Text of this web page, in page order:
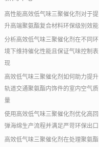
高性能高效低气味三聚催化剂对于提
升高端聚氨酯复合材料环保级别效能
分析高效低气味三聚催化剂在不同环
境下维持催化性能且保证气味控制表
现
高效低气味三聚催化剂如何助力提升
轨道交通聚氨酯内饰件的室内空气质
量
使用高效低气味三聚催化剂优化高回
弹海绵生产流程并满足严苛环保出口
高效低气味三聚催化剂在处理聚氨酯